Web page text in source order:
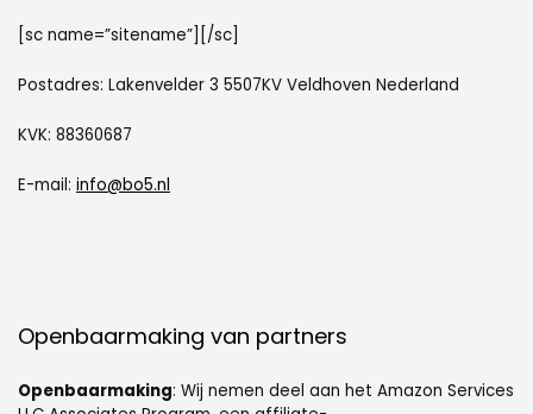
[sc name=”sitename”][/sc]
Postadres: Lakenvelder 3 5507KV Veldhoven Nederland
KVK: 88360687
E-mail: info@bo5.nl
Openbaarmaking van partners
Openbaarmaking: Wij nemen deel aan het Amazon Services